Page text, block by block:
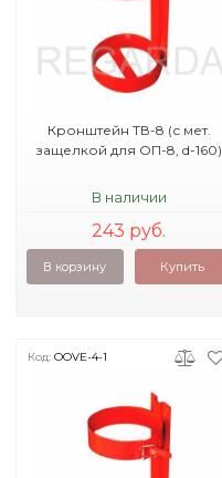
Кронштейн ТВ-8 (с мет.
защелкой для ОП-8, d-160)
В наличии
243 руб.
В корзину Купить
Код: OOVE-4-1